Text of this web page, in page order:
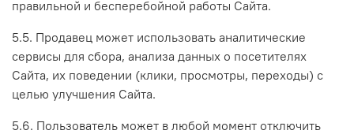
правильной и бесперебойной работы Сайта.
5.5. Продавец может использовать аналитические
сервисы для сбора, анализа данных о посетителях
Сайта, их поведении (клики, просмотры, переходы) с
целью улучшения Сайта.
5.6. Пользователь может в любой момент отключить